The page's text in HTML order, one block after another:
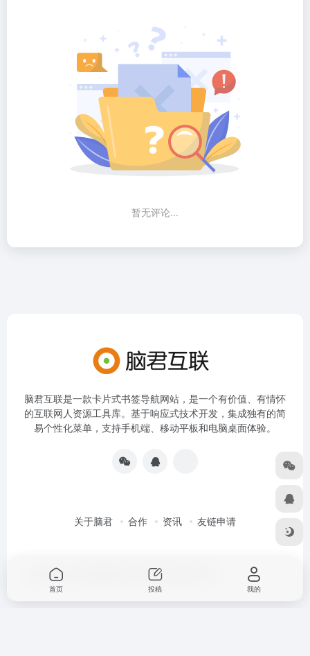
暂无评论...
脑君互联是一款卡片式书签导航网站，是一个有价值、有情怀
的互联网人资源工具库。基于响应式技术开发，集成独有的简
易个性化菜单，支持手机端、移动平板和电脑桌面体验。
关于脑君 合作 资讯 友链申请
Copyright © 2026 京ICP备19022836号-4
首页 投稿 我的